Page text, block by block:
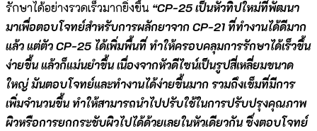
รักษาได้อย่างรวดเร็วมากยิ่งขึ้น “CP-25 เป็นหัวทิปใหม่ที่พัฒนา
มาเพื่อตอบโจทย์สำหรับการผลักยาจาก CP-21 ที่ทำงานได้ดีมาก
แล้ว แต่ตัว CP-25 ได้เพิ่มพื้นที่ ทำให้ครอบคลุมการรักษาได้เร็วขึ้น
ง่ายขึ้น แล้วก็แม่นยำขึ้น เนื่องจากหัวดีไซน์เป็นรูปสี่เหลี่ยมขนาด
ใหญ่ มันตอบโจทย์และทำงานได้ง่ายขึ้นมาก รวมถึงเข็มที่มีการ
เพิ่มจำนวนขึ้น ทำให้สามารถนำไปปรับใช้ในการปรับปรุงคุณภาพ
ผิวหรือการยกกระชับผิวไปได้ด้วยเลยในหัวเดียวกัน ซึ่งตอบโจทย์